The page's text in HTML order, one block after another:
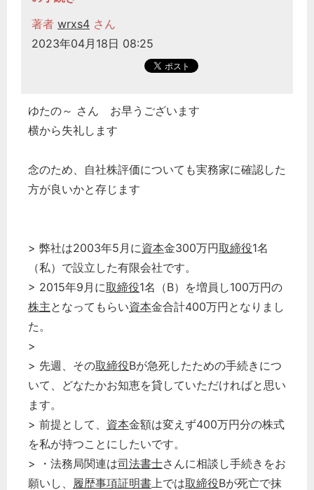
著者 wrxs4 さん
2023年04月18日 08:25
ゆたの～ さん お早うございます
横から失礼します
念のため、自社株評価についても実務家に確認した
方が良いかと存じます
> 弊社は2003年5月に資本金300万円取締役1名
（私）で設立した有限会社です。
> 2015年9月に取締役1名（B）を増員し100万円の
株主となってもらい資本金合計400万円となりまし
た。
>
> 先週、その取締役Bが急死したための手続きにつ
いて、どなたかお知恵を貸していただければと思い
ます。
> 前提として、 資本金額は変えず400万円分の株式
を私が持つことにしたいです。
> ・法務局関連は司法書士さんに相談し手続きをお
願いし、 履歴事項証明書上では取締役Bが死亡で抹